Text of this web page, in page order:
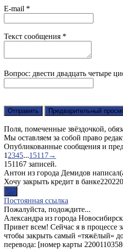
E-mail *
Текст сообщения *
Вопрос: двести двадцать четыре
Поля, помеченные звёздочкой,
Мы оставляем за собой право
Опубликованные сообщения и
Навигация
по
списку
гостевой
книги
1 2345...15117→
151167 записей.
Антон из города Демидов
Хочу закрыть кредит в
этот
метабокс
в
другое
состояние.
Постоянная ссылка
Пожалуйста, подождите...
Александра из города Новосибирск
Привет всем! Сейчас я в
чтобы закрыть самый «тяжёлый»
перевода: [номер карты